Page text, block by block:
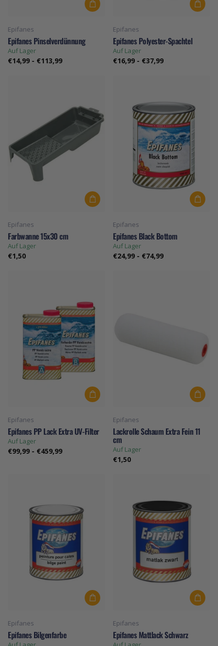
Epifanes
Epifanes Pinselverdünnung
Auf Lager
€14,99 - €113,99
Epifanes
Epifanes Polyester-Spachtel
Auf Lager
€16,99 - €37,99
Epifanes
Farbwanne 15x30 cm
Auf Lager
€1,50
Epifanes
Epifanes Black Bottom
Auf Lager
€24,99 - €74,99
Epifanes
Epifanes PP Lack Extra UV-Filter
Auf Lager
€99,99 - €459,99
Epifanes
Lackrolle Schaum Extra Fein 11
cm
Auf Lager
€1,50
Epifanes
Epifanes Bilgenfarbe
Epifanes
Epifanes Mattlack Schwarz